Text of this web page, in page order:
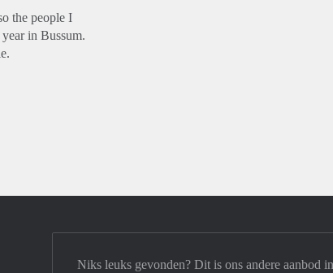
the people I
in Bussum.
Niks leuks gevonden? Dit is ons andere aanbod